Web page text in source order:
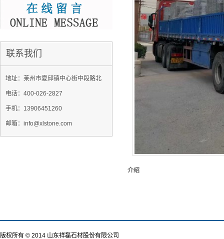
联系我们
地址：莱州市夏邱镇中心街中段路北
电话：400-026-2827
手机：13906451260
邮箱：info@xlstone.com
介绍
版权所有 © 2014 山东祥磊石材股份有限公司